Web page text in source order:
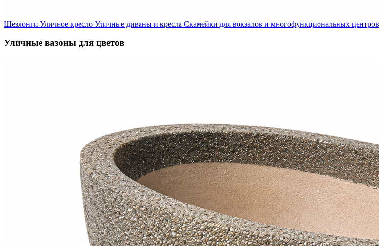
Шезлонги Уличное кресло Уличные диваны и кресла Скамейки для вокзалов и многофункциональных центров
Уличные вазоны для цветов